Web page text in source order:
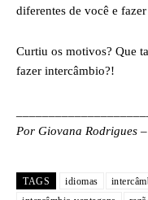
diferentes de você e
Curtiu os motivos? Que
fazer intercâmbio?!
Por Giovana Rodrigues
TAGS idiomas